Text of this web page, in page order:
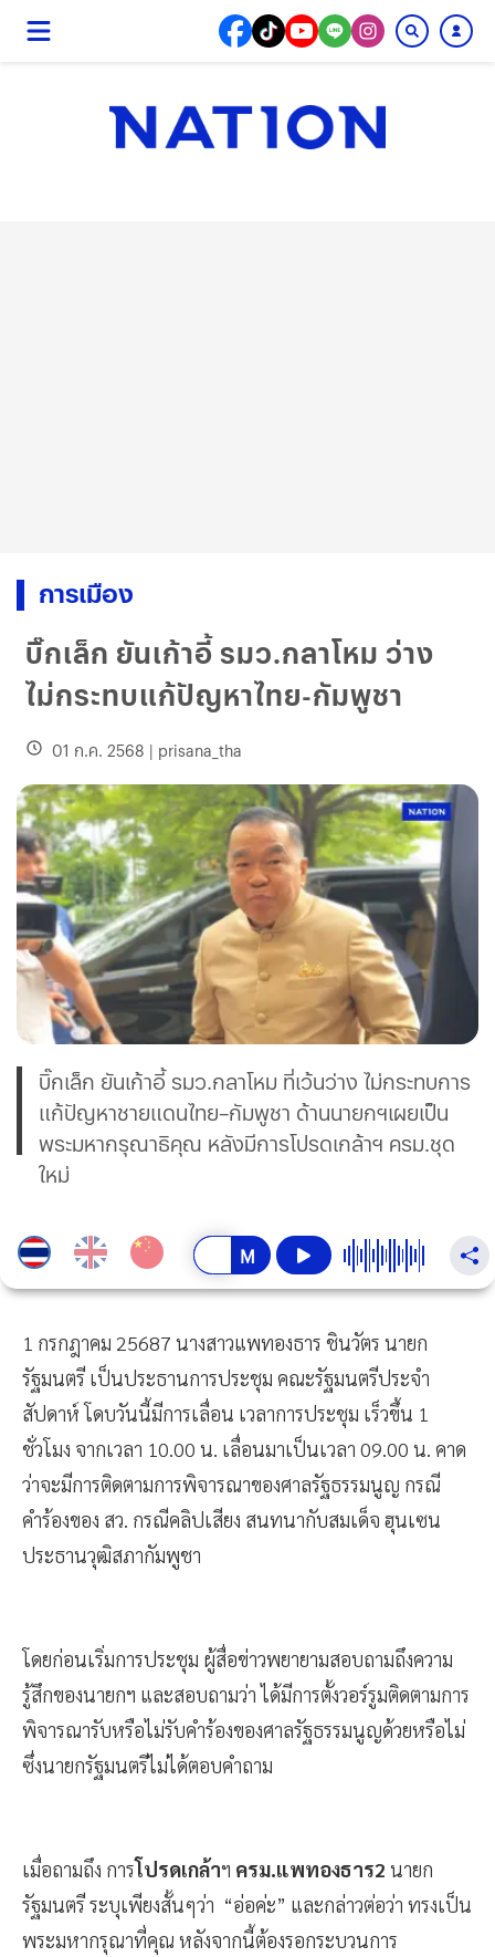
การเมือง
บิ๊กเล็ก ยันเก้าอี้ รมว.กลาโหม ว่าง
ไม่กระทบแก้ปัญหาไทย-กัมพูชา
01 ก.ค. 2568 | prisana_tha
บิ๊กเล็ก ยันเก้าอี้ รมว.กลาโหม ที่เว้นว่าง ไม่กระทบการ
แก้ปัญหาชายแดนไทย–กัมพูชา ด้านนายกฯเผยเป็น
พระมหากรุณาธิคุณ หลังมีการโปรดเกล้าฯ ครม.ชุด
ใหม่
1 กรกฎาคม 25687 นางสาวแพทองธาร ชินวัตร นายก
รัฐมนตรี เป็นประธานการประชุม คณะรัฐมนตรีประจำ
สัปดาห์ โดบวันนี้มีการเลื่อน เวลาการประชุม เร็วขึ้น 1
ชั่วโมง จากเวลา 10.00 น. เลื่อนมาเป็นเวลา 09.00 น. คาด
ว่าจะมีการติดตามการพิจารณาของศาลรัฐธรรมนูญ กรณี
คำร้องของ สว. กรณีคลิปเสียง สนทนากับสมเด็จ ฮุนเซน
ประธานวุฒิสภากัมพูชา
โดยก่อนเริ่มการประชุม ผู้สื่อข่าวพยายามสอบถามถึงความ
รู้สึกของนายกฯ และสอบถามว่า ได้มีการตั้งวอร์รูมติดตามการ
พิจารณารับหรือไม่รับคำร้องของศาลรัฐธรรมนูญด้วยหรือไม่
ซึ่งนายกรัฐมนตรีไม่ได้ตอบคำถาม
เมื่อถามถึง การโปรดเกล้าฯ ครม.แพทองธาร2 นายก
รัฐมนตรี ระบุเพียงสั้นๆว่า “อ่อค่ะ” และกล่าวต่อว่า ทรงเป็น
พระมหากรุณาที่คุณ หลังจากนี้ต้องรอกระบวนการ